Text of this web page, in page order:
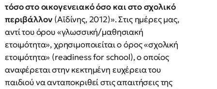
τόσο στο οικογενειακό όσο και στο σχολικό
περιβάλλον (Αϊδίνης, 2012)». Στις ημέρες μας,
αντί του όρου «γλωσσική/μαθησιακή
ετοιμότητα», χρησιμοποιείται ο όρος «σχολική
ετοιμότητα» (readiness for school), ο οποίος
αναφέρεται στην κεκτημένη ευχέρεια του
παιδιού να ανταποκριθεί στις απαιτήσεις της